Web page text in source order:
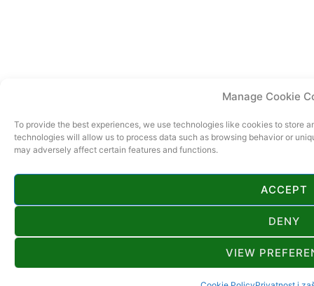
Manage Cookie
To provide the best experiences, we use technologies like cookies to store
technologies will allow us to process data such as browsing behavior or
may adversely affect certain features and functions.
ACCEPT
DENY
VIEW